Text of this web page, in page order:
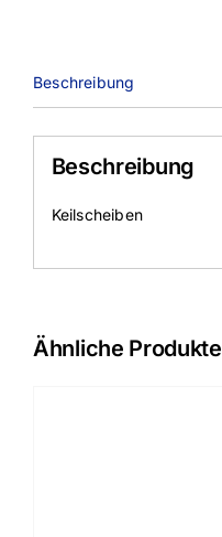
Beschreibung
Beschreibung
Keilscheiben
Ähnliche Produkte